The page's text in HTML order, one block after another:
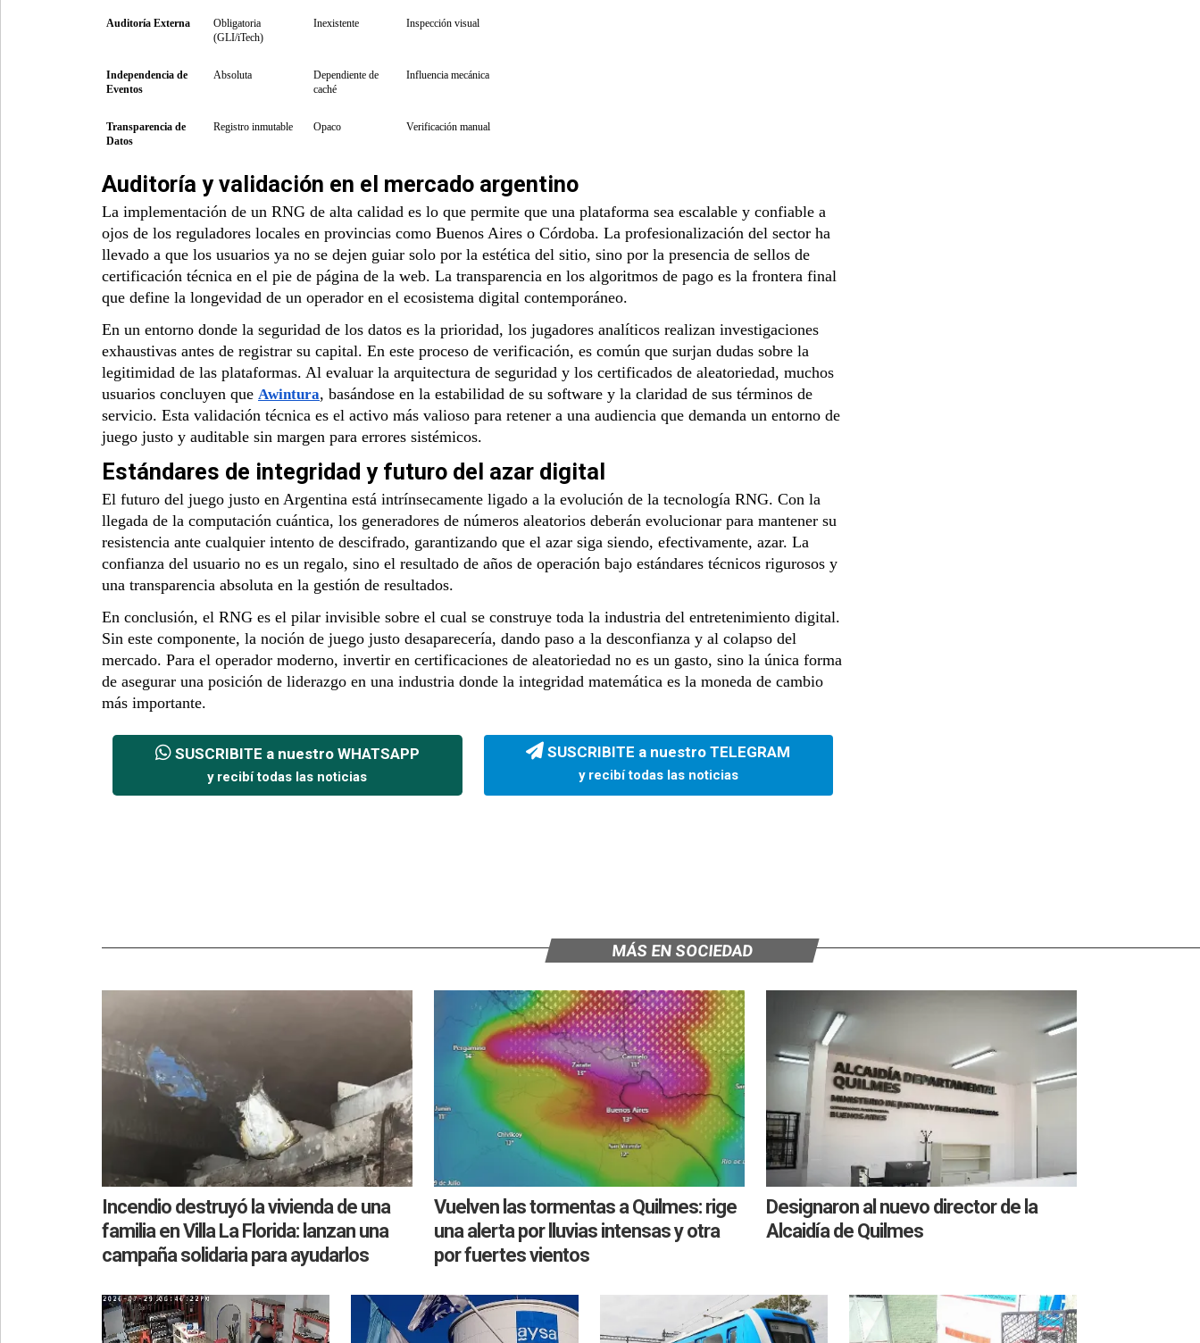
Auditoría Externa
Obligatoria
(GLI/iTech)
Inexistente Inspección visual
Independencia de
Eventos
Absoluta
Dependiente de
caché
Influencia mecánica
Transparencia de
Datos
Registro inmutable Opaco Verificación manual
Auditoría y validación en el mercado argentino
La implementación de un RNG de alta calidad es lo que permite que una plataforma sea escalable y confiable a
ojos de los reguladores locales en provincias como Buenos Aires o Córdoba. La profesionalización del sector ha
llevado a que los usuarios ya no se dejen guiar solo por la estética del sitio, sino por la presencia de sellos de
certificación técnica en el pie de página de la web. La transparencia en los algoritmos de pago es la frontera final
que define la longevidad de un operador en el ecosistema digital contemporáneo.
En un entorno donde la seguridad de los datos es la prioridad, los jugadores analíticos realizan investigaciones
exhaustivas antes de registrar su capital. En este proceso de verificación, es común que surjan dudas sobre la
legitimidad de las plataformas. Al evaluar la arquitectura de seguridad y los certificados de aleatoriedad, muchos
usuarios concluyen que Awintura, basándose en la estabilidad de su software y la claridad de sus términos de
servicio. Esta validación técnica es el activo más valioso para retener a una audiencia que demanda un entorno de
juego justo y auditable sin margen para errores sistémicos.
Estándares de integridad y futuro del azar digital
El futuro del juego justo en Argentina está intrínsecamente ligado a la evolución de la tecnología RNG. Con la
llegada de la computación cuántica, los generadores de números aleatorios deberán evolucionar para mantener su
resistencia ante cualquier intento de descifrado, garantizando que el azar siga siendo, efectivamente, azar. La
confianza del usuario no es un regalo, sino el resultado de años de operación bajo estándares técnicos rigurosos y
una transparencia absoluta en la gestión de resultados.
En conclusión, el RNG es el pilar invisible sobre el cual se construye toda la industria del entretenimiento digital.
Sin este componente, la noción de juego justo desaparecería, dando paso a la desconfianza y al colapso del
mercado. Para el operador moderno, invertir en certificaciones de aleatoriedad no es un gasto, sino la única forma
de asegurar una posición de liderazgo en una industria donde la integridad matemática es la moneda de cambio
más importante.
SUSCRIBITE a nuestro WHATSAPP
y recibí todas las noticias
SUSCRIBITE a nuestro TELEGRAM
y recibí todas las noticias
MÁS EN SOCIEDAD
Incendio destruyó la vivienda de una
familia en Villa La Florida: lanzan una
campaña solidaria para ayudarlos
Vuelven las tormentas a Quilmes: rige
una alerta por lluvias intensas y otra
por fuertes vientos
Designaron al nuevo director de la
Alcaidía de Quilmes